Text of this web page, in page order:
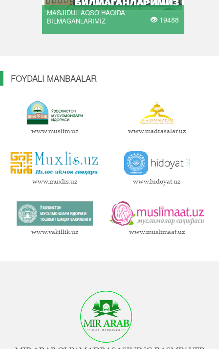
MASJIDUL AQSO HAQIDA
BILMAGANLARIMIZ
19488
FOYDALI MANBAALAR
www.muslim.uz www.madrasalar.uz
www.muxlis.uz www.hidoyat.uz
www.vakillik.uz www.muslimaat.uz